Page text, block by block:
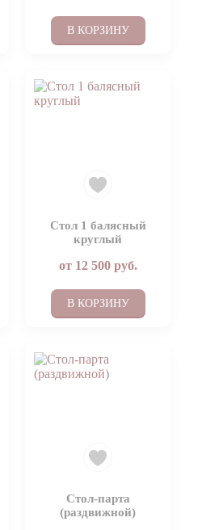
В КОРЗИНУ
Стол 1 балясный
круглый
от 12 500руб.
В КОРЗИНУ
Стол-парта
(раздвижной)